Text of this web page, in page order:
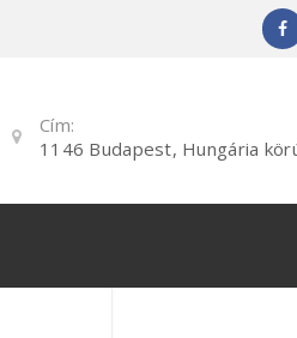
Cím:
1146 Budapest, Hungária